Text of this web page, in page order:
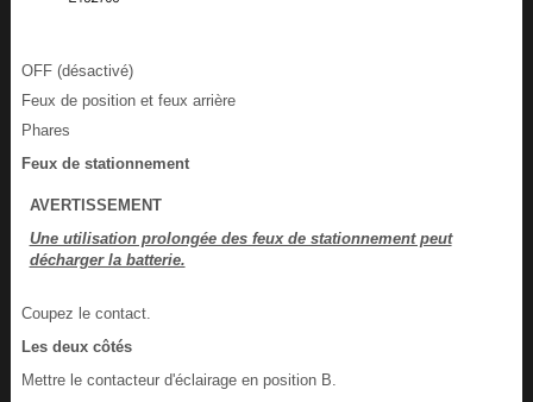
OFF (désactivé)
Feux de position et feux arrière
Phares
Feux de stationnement
AVERTISSEMENT
Une utilisation prolongée des feux de stationnement peut
décharger la batterie.
Coupez le contact.
Les deux côtés
Mettre le contacteur d'éclairage en position B.